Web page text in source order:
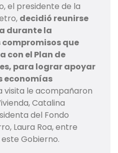
el presidente de la
decidió reunirse
durante la
que
con el Plan de
para lograr apoyar
economías
visita le acompañaron
Catalina
del Fondo
Laura Roa, entre
Gobierno.